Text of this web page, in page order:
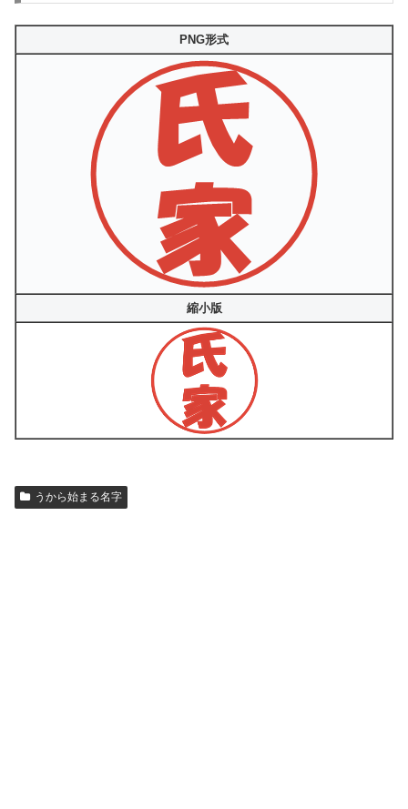
PNG形式
縮小版
うから始まる名字